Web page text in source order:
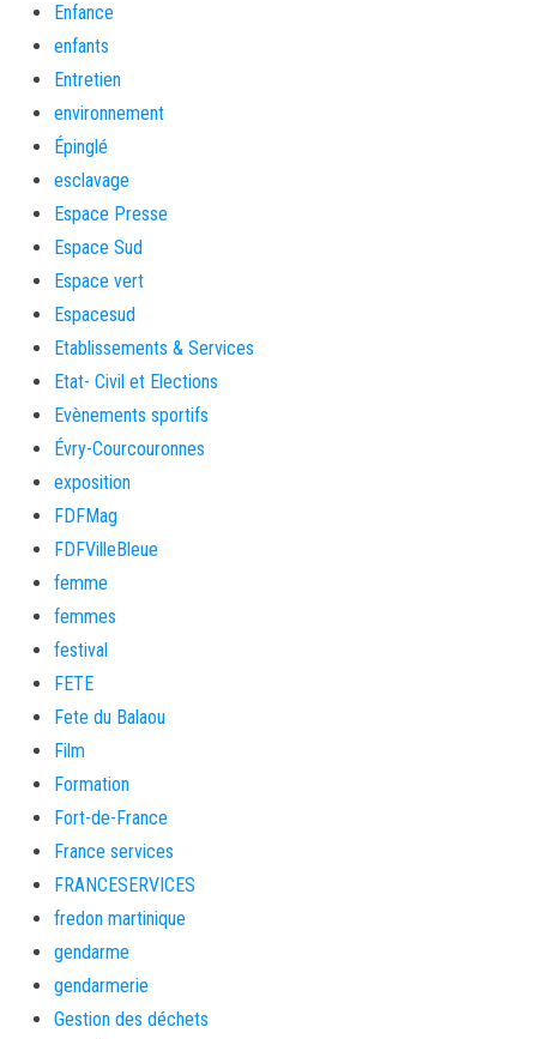
Enfance
enfants
Entretien
environnement
Épinglé
esclavage
Espace Presse
Espace Sud
Espace vert
Espacesud
Etablissements & Services
Etat- Civil et Elections
Evènements sportifs
Évry-Courcouronnes
exposition
FDFMag
FDFVilleBleue
femme
femmes
festival
FETE
Fete du Balaou
Film
Formation
Fort-de-France
France services
FRANCESERVICES
fredon martinique
gendarme
gendarmerie
Gestion des déchets